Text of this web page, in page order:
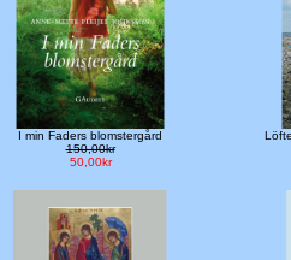
I min Faders blomstergård
150,00kr
50,00kr